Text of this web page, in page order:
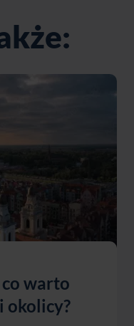
co warto
okolicy?